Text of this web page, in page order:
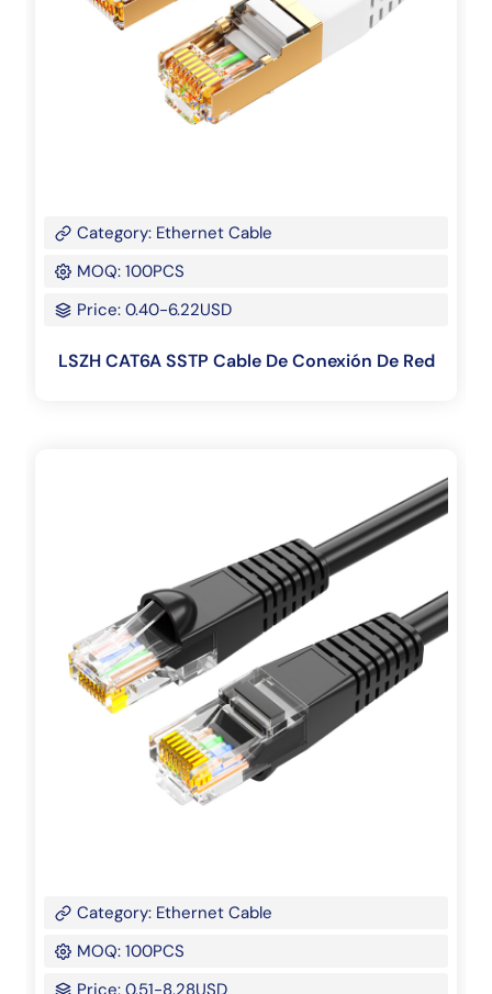
Category: Ethernet Cable
MOQ: 100PCS
Price: 0.40-6.22USD
LSZH CAT6A SSTP Cable De Conexión De Red
Category: Ethernet Cable
MOQ: 100PCS
Price: 0.51-8.28USD